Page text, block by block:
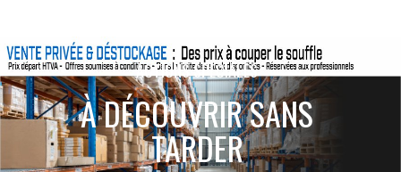
ACTIONS SPÉCIALES
À DÉCOUVRIR SANS
TARDER